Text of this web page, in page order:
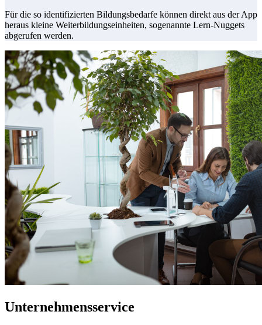
Für die so identifizierten Bildungsbedarfe können direkt aus der App
heraus kleine Weiterbildungseinheiten, sogenannte Lern-Nuggets
abgerufen werden.
Unternehmensservice